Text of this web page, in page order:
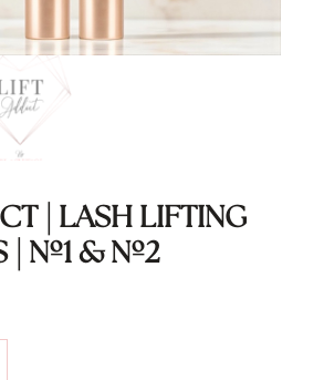
| LASH LIFTING
| Nº1 & Nº2